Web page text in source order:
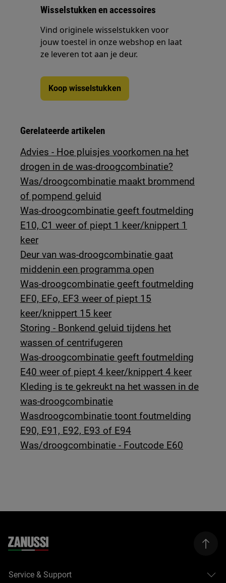
Wisselstukken en accessoires
Vind originele wisselstukken voor
jouw toestel in onze webshop en laat
ze leveren tot aan je deur.
Koop wisselstukken
Gerelateerde artikelen
Advies - Hoe pluisjes voorkomen na het
drogen in de was-droogcombinatie?
Was/droogcombinatie maakt brommend
of pompend geluid
Was-droogcombinatie geeft foutmelding
E10, C1 weer of piept 1 keer/knippert 1
keer
Deur van was-droogcombinatie gaat
middenin een programma open
Was-droogcombinatie geeft foutmelding
EF0, EFo, EF3 weer of piept 15
keer/knippert 15 keer
Storing - Bonkend geluid tijdens het
wassen of centrifugeren
Was-droogcombinatie geeft foutmelding
E40 weer of piept 4 keer/knippert 4 keer
Kleding is te gekreukt na het wassen in de
was-droogcombinatie
Wasdroogcombinatie toont foutmelding
E90, E91, E92, E93 of E94
Was/droogcombinatie - Foutcode E60
Service & Support